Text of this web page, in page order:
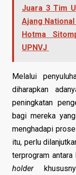
Juara 3 Tim
Ajang
Hotma
UPNVJ
Melalui
diharapkan
peningkatan
bagi mereka
menghadapi
itu, perlu
terprogram antara
holder